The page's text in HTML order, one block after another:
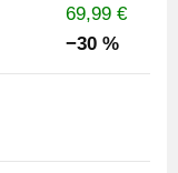
69,99 €
−30 %